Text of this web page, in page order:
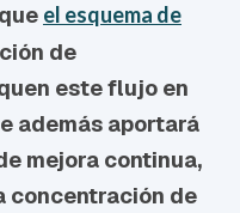
el esquema de
de
este flujo en
además aportará
mejora continua,
concentración de